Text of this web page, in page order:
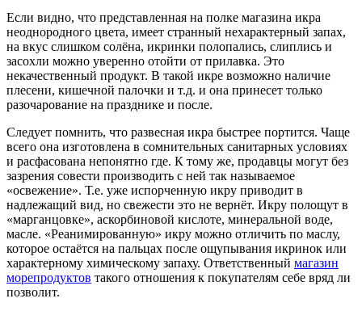
Если видно, что представленная на полке магазина икра
неоднородного цвета, имеет странный нехарактерный запах,
на вкус слишком солёна, икринки полопались, слиплись и
засохли можно уверенно отойти от прилавка. Это
некачественный продукт. В такой икре возможно наличие
плесени, кишечной палочки и т.д. и она принесет только
разочарование на празднике и после.
Следует помнить, что развесная икра быстрее портится. Чаще
всего она изготовлена в сомнительных санитарных условиях
и расфасована непонятно где. К тому же, продавцы могут без
зазрения совести производить с ней так называемое
«освежение». Т.е. уже испорченную икру приводит в
надлежащий вид, но свежести это не вернёт. Икру полощут в
«марганцовке», аскорбиновой кислоте, минеральной воде,
масле. «Реанимированную» икру можно отличить по маслу,
которое остаётся на пальцах после ощупывания икринок или
характерному химическому запаху. Ответственный магазин
морепродуктов такого отношения к покупателям себе вряд ли
позволит.